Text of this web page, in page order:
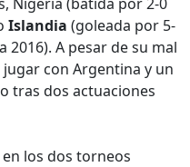
Islandia (goleada por 5-
2016). A pesar de su mal
con Argentina y un
tras dos actuaciones
en los dos torneos